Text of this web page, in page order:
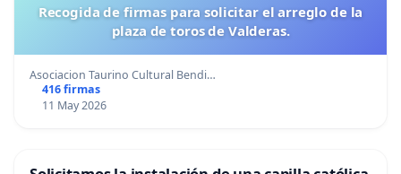
Recogida de firmas para solicitar el arreglo de la
plaza de toros de Valderas.
Asociacion Taurino Cultural Bendi…
416 firmas
11 May 2026